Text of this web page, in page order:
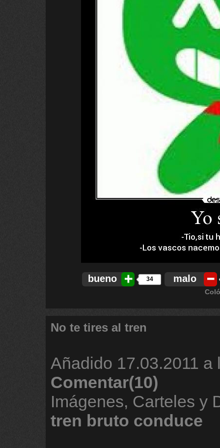
bueno 34 malo
No te tires al tren
Añadido 17.03.2011 a
Comentar(10)
Imágenes, Carteles y
tren bruto conduce